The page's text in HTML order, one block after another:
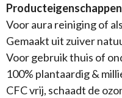
Producteigenschappen
Voor aura reiniging of
Gemaakt uit zuiver
Voor gebruik thuis of
100% plantaardig &
CFC vrij, schaadt de